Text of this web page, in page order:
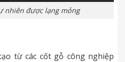
nhiên được lạng mỏng
từ các cốt gỗ công nghiệp